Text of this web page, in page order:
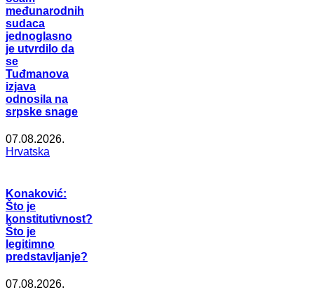
međunarodnih
sudaca
jednoglasno
je utvrdilo da
se
Tuđmanova
izjava
odnosila na
srpske snage
07.08.2026.
Hrvatska
Konaković:
Što je
konstitutivnost?
Što je
legitimno
predstavljanje?
07.08.2026.